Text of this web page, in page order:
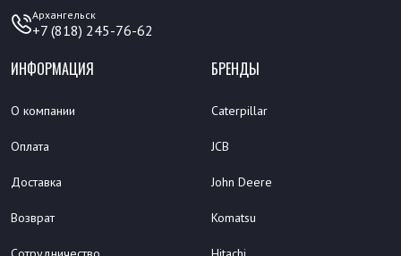
Архангельск
+7 (818) 245-76-62
ИНФОРМАЦИЯ
О компании
Оплата
Доставка
Возврат
БРЕНДЫ
Caterpillar
JCB
John Deere
Komatsu